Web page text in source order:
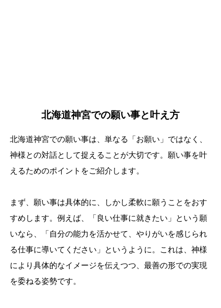
北海道神宮での願い事と叶え方
北海道神宮での願い事は、単なる「お願い」ではなく、
神様との対話として捉えることが大切です。願い事を叶
えるためのポイントをご紹介します。
まず、願い事は具体的に、しかし柔軟に願うことをおす
すめします。例えば、「良い仕事に就きたい」という願
いなら、「自分の能力を活かせて、やりがいを感じられ
る仕事に導いてください」というように。これは、神様
により具体的なイメージを伝えつつ、最善の形での実現
を委ねる姿勢です。